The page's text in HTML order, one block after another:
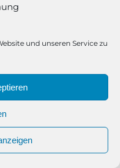
und unseren Service zu
GmbH|Impressum